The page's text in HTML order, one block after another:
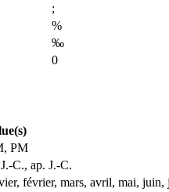
;
%
‰
0
PM
C., ap. J.-C.
février, mars, avril, mai, juin,